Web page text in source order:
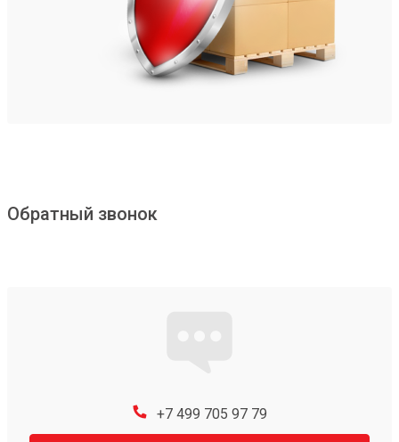
Обратный звонок
+7 499 705 97 79